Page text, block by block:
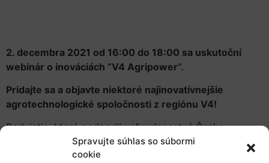
Spravujte súhlas so súbormi
cookie
2. decembra 2021 od 16:00 do 18:00 sa uskutoční
webinár o inováciách “V4 Agripower”.
Pridajte sa a objavte niektoré najinovatívnejšie
agrotechnologické spoločnosti z regiónu V4!
Podujatie, ktoré podporili veľvyslanectvá Česka,
Maďarska, Poľska a Slovenska,predstaví niektoré z
najinovatívnejších riešení z V4 od 4 spoločností: